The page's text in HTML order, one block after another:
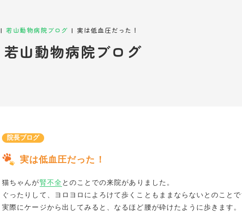
| 若山動物病院ブログ | 実は低血圧だった！
若山動物病院ブログ
院長ブログ
実は低血圧だった！
猫ちゃんが腎不全とのことでの来院がありました。
ぐったりして、ヨロヨロによろけて歩くこともままならないとのこと
実際にケージから出してみると、なるほど腰が砕けたように歩きます。